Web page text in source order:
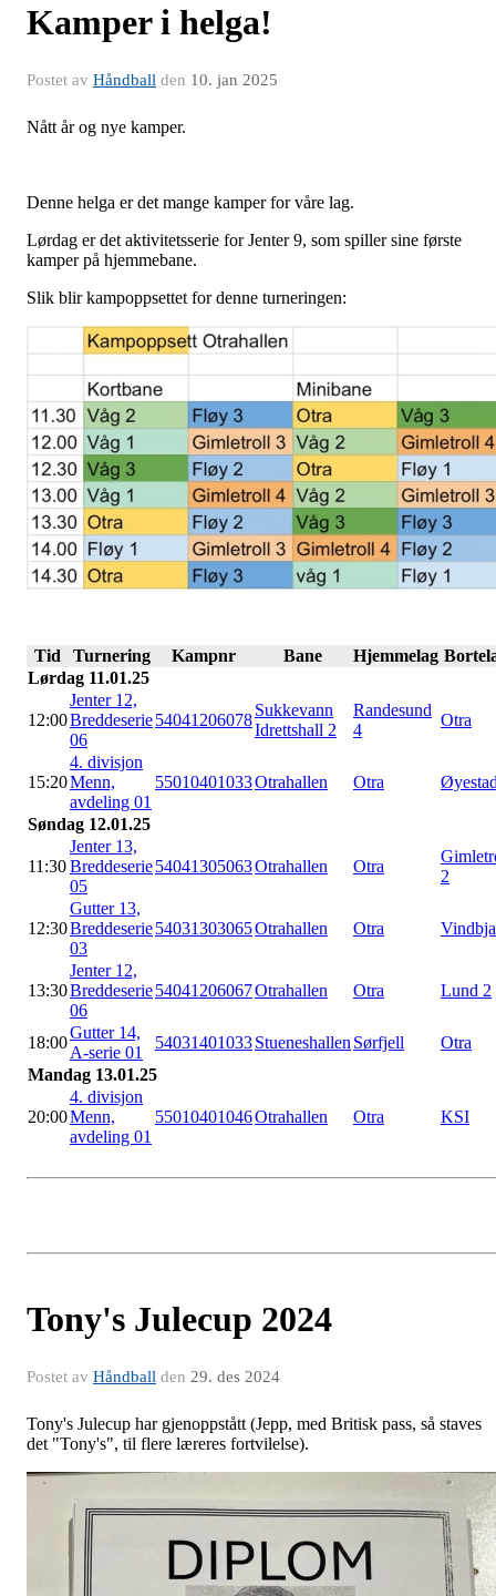
Kamper i helga!
Postet av Håndball den 10. jan 2025
Nått år og nye kamper.
Denne helga er det mange kamper for våre lag.
Lørdag er det aktivitetsserie for Jenter 9, som spiller sine første
kamper på hjemmebane.
Slik blir kampoppsettet for denne turneringen:
Tid Turnering Kampnr Bane Hjemmelag
Lørdag 11.01.25
12:00
Jenter 12,
Breddeserie
06
54041206078
Sukkevann
Idrettshall 2
Randesund
4
Otra
15:20
4. divisjon
Menn,
avdeling 01
55010401033Otrahallen Otra
Søndag 12.01.25
11:30
Jenter 13,
Breddeserie
05
54041305063Otrahallen Otra
2
12:30
Gutter 13,
Breddeserie
03
54031303065Otrahallen Otra
13:30
Jenter 12,
Breddeserie
06
54041206067Otrahallen Otra Lund 2
18:00
Gutter 14,
A-serie 01
54031401033Stueneshallen Sørfjell
Otra
Mandag 13.01.25
20:00
4. divisjon
Menn,
avdeling 01
55010401046Otrahallen Otra KSI
Tony's Julecup 2024
Postet av Håndball den 29. des 2024
Tony's Julecup har gjenoppstått (Jepp, med Britisk pass, så staves
det "Tony's", til flere læreres fortvilelse).